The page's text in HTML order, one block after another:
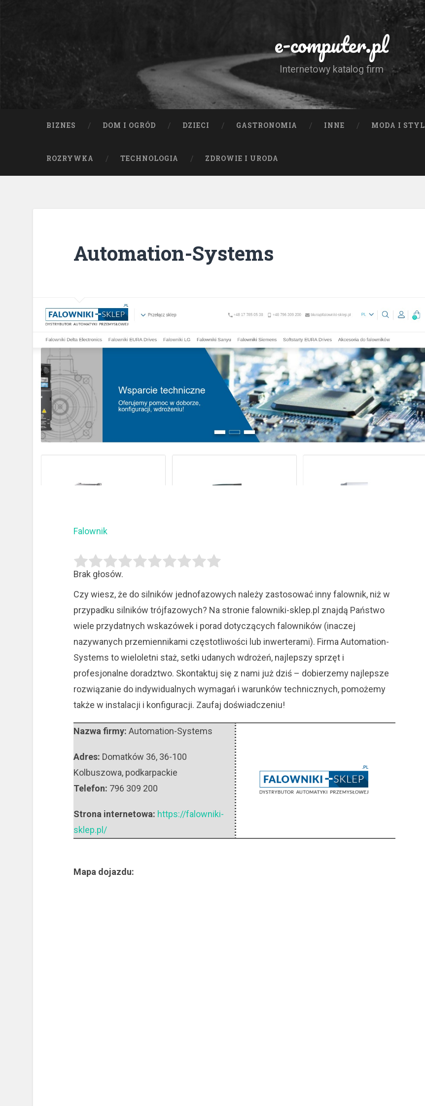
e-computer.pl
Internetowy katalog firm
BIZNES DOM I OGRÓD DZIECI GASTRONOMIA INNE MODA I STYL
ROZRYWKA TECHNOLOGIA ZDROWIE I URODA
Automation-Systems
Falownik
Brak głosów.
Czy wiesz, że do silników jednofazowych należy zastosować inny falownik, niż w
przypadku silników trójfazowych? Na stronie falowniki-sklep.pl znajdą Państwo
wiele przydatnych wskazówek i porad dotyczących falowników (inaczej
nazywanych przemiennikami częstotliwości lub inwerterami). Firma Automation-
Systems to wieloletni staż, setki udanych wdrożeń, najlepszy sprzęt i
profesjonalne doradztwo. Skontaktuj się z nami już dziś – dobierzemy najlepsze
rozwiązanie do indywidualnych wymagań i warunków technicznych, pomożemy
także w instalacji i konfiguracji. Zaufaj doświadczeniu!
Nazwa firmy: Automation-Systems
Adres: Domatków 36, 36-100
Kolbuszowa, podkarpackie
Telefon: 796 309 200
Strona internetowa: https://falowniki-
sklep.pl/
Mapa dojazdu: